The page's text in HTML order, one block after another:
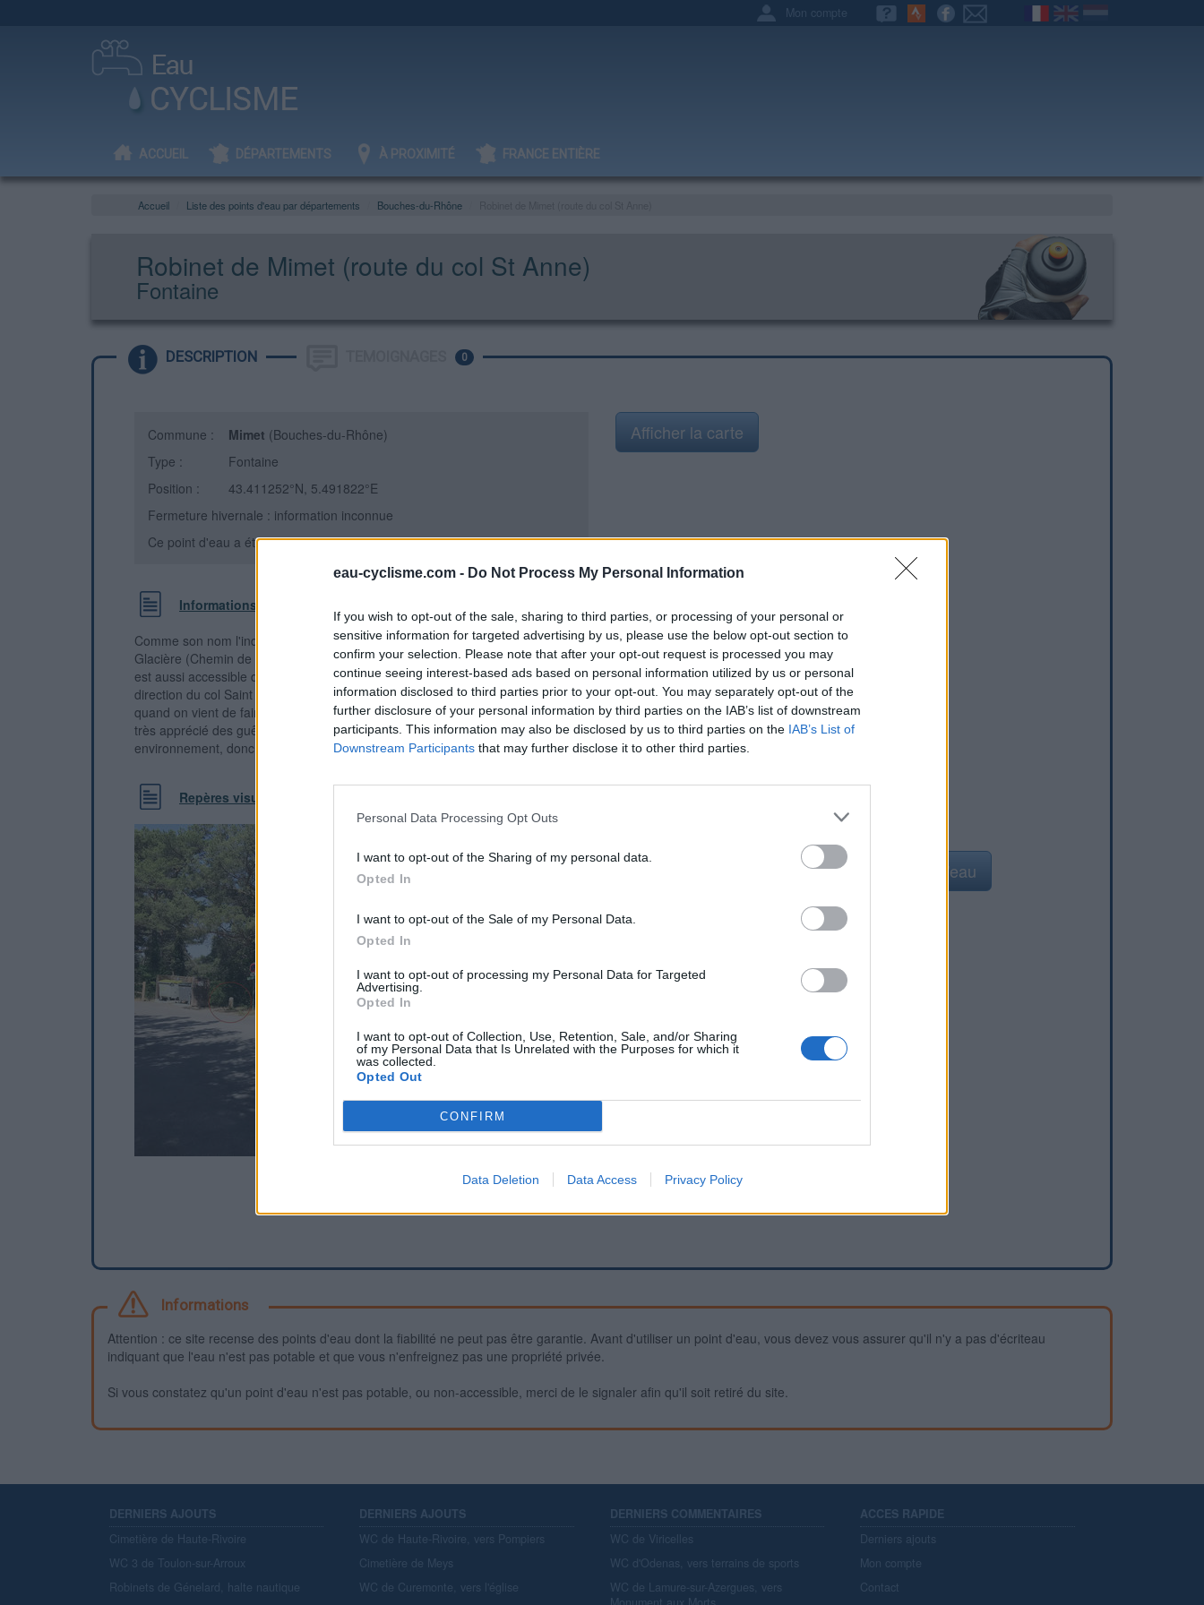
eau-cyclisme.com - Do Not Process My Personal Information
If you wish to opt-out of the sale, sharing to third parties, or processing of your personal or
sensitive information for targeted advertising by us, please use the below opt-out section to
confirm your selection. Please note that after your opt-out request is processed you may
continue seeing interest-based ads based on personal information utilized by us or personal
information disclosed to third parties prior to your opt-out. You may separately opt-out of the
further disclosure of your personal information by third parties on the IAB’s list of downstream
participants. This information may also be disclosed by us to third parties on the IAB’s List of
Downstream Participants that may further disclose it to other third parties.
Personal Data Processing Opt Outs
I want to opt-out of the Sharing of my personal data.
Opted In
I want to opt-out of the Sale of my Personal Data.
Opted In
I want to opt-out of processing my Personal Data for Targeted
Advertising.
Opted In
I want to opt-out of Collection, Use, Retention, Sale, and/or Sharing
of my Personal Data that Is Unrelated with the Purposes for which it
was collected.
Opted Out
CONFIRM
Data Deletion Data Access Privacy Policy
Mon compte
ACCUEIL DÉPARTEMENTS À PROXIMITÉ FRANCE ENTIÈRE
Accueil Liste des points d'eau par départements Bouches-du-Rhône
Robinet de Mimet (route du col St Anne)
Fontaine
DESCRIPTION 0
Commune : Mimet (Bouches-du-Rhône)
Type :
Fontaine
Position :
43.411252°N, 5.491822°E
Fermeture hivernale : information inconnue
Ce point d'eau a été ajouté parBenoit Ven 2019
Informations complémentaires
Comme son nom l'indique le robinet se situe au sommet de la terrible côte de la
Glacière (Chemin de Pignatelle, (Segment Strava : "Route de la Glacière")). Il
est aussi accessible depuis Mimet par la route de Notre dame des Anges en
direction du col Saint Anne. L'eau est très fraiche, ce qui est très agréable
quand on vient de faire les 800m à 11%. Attention, ce robinet est aussi un lieu
très apprécié des guêpes, mais elles ne sont pas très stressées dans cet
environnement, donc restez calme et tout se passe bien !!!
Repères visuels
Afficher la carte
Ajouter un point d'eau
Informations
Attention : ce site recense des points d'eau dont la fiabilité ne peut pas être garantie. Avant d'utiliser un point d'eau, vous devez vous assurer qu'il n'y a pas d'écriteau
indiquant que l'eau n'est pas potable et que vous n'enfreignez pas une propriété privée.
Si vous constatez qu'un point d'eau n'est pas potable, ou non-accessible, merci de le signaler afin qu'il soit retiré du site.
DERNIERS AJOUTS
Cimetière de Haute-Rivoire
WC 3 de Toulon-sur-Arroux
Robinets de Génelard, halte nautique
DERNIERS AJOUTS
WC de Haute-Rivoire, vers Pompiers
Cimetière de Meys
WC de Curemonte, vers l'église
DERNIERS COMMENTAIRES
WC de Viricelles
WC d'Odenas, vers terrains de sports
WC de Lamure-sur-Azergues, vers
ACCES RAPIDE
Derniers ajouts
Mon compte
Contact